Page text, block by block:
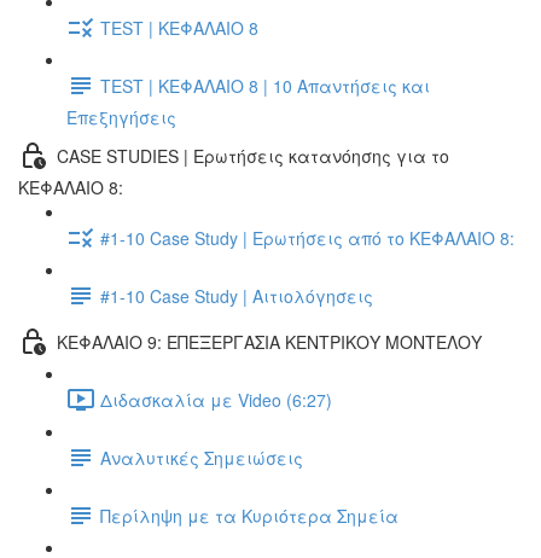
TEST | ΚΕΦΑΛΑΙΟ 8
TEST | ΚΕΦΑΛΑΙΟ 8 | 10 Απαντήσεις και
Επεξηγήσεις
CASE STUDIES | Ερωτήσεις κατανόησης για το
ΚΕΦΑΛΑΙΟ 8:
#1-10 Case Study | Ερωτήσεις από το ΚΕΦΑΛΑΙΟ 8:
#1-10 Case Study | Αιτιολόγησεις
ΚΕΦΑΛΑΙΟ 9: ΕΠΕΞΕΡΓΑΣΙΑ ΚΕΝΤΡΙΚΟΥ ΜΟΝΤΕΛΟΥ
Διδασκαλία με Video (6:27)
Αναλυτικές Σημειώσεις
Περίληψη με τα Κυριότερα Σημεία